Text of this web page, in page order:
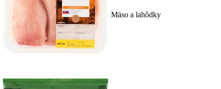
Mäso a lahôdky